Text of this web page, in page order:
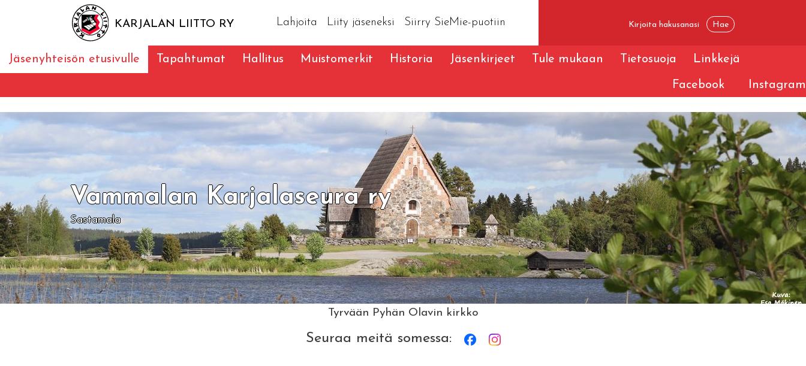
KARJALAN LIITTO RY Lahjoita Liity jäseneksi Siirry SieMie-puotiin
Jäsenyhteisön etusivulle Tapahtumat Hallitus Muistomerkit Historia Jäsenkirjeet Tule mukaan Tietosuoja Linkkejä
Facebook Instagram
Vammalan Karjalaseura ry
Sastamala
Tyrvään Pyhän Olavin kirkko
Seuraa meitä somessa: